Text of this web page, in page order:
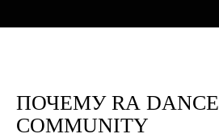
ПОЧЕМУ RA DANCE
COMMUNITY